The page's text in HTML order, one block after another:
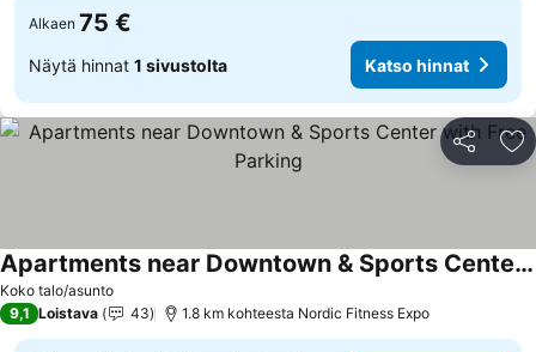
Alkaen 75 €
Näytä hinnat 1 sivustolta Katso hinnat
Jaa
Koko talo/asunto
Apartments near Downtown & Sports Center with Free Parking
9,1 Loistava 43 1.8 km kohteesta Nordic Fitness Expo